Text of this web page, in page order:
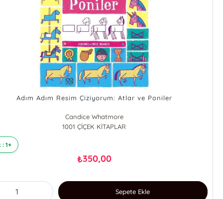
Adım Adım Resim Çiziyorum: Atlar ve Poniler
Candice Whatmore
1001 ÇİÇEK KİTAPLAR
: 1+
₺350,00
Sepete Ekle